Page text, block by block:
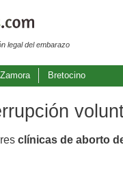
legal del embarazo
Bretocino
clínicas de aborto